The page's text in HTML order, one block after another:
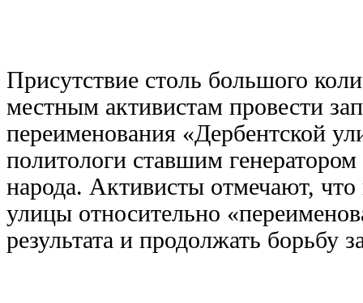
Присутствие столь большого
местным активистам провести
переименования «Дербентской
политологи ставшим
народа. Активисты отмечают,
улицы относительно
результата и продолжать борьбу